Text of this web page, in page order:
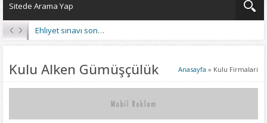
Ehliyet sınavı sonuçları açıklandı
Anasayfa » Kulu Firmalari
Kulu Alken Gümüşçülük